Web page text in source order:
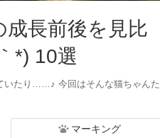
長前後を見比
*) 10選
いたり……♪ 今回はそんな猫ちゃんた
マーキング